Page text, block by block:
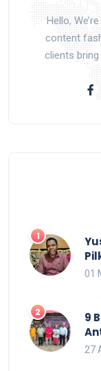
Hello,
content
clients
01
9
27